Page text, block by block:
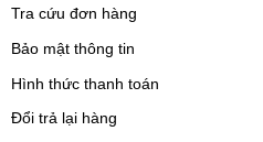
Tra cứu đơn hàng
Bảo mật thông tin
Hình thức thanh toán
Đổi trả lại hàng